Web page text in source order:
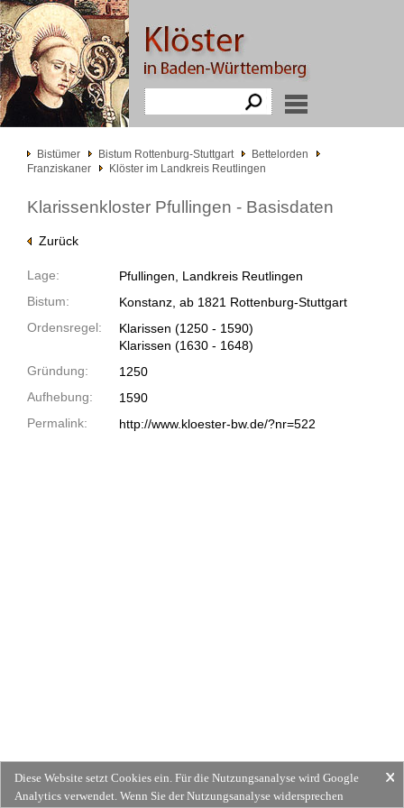
Bistümer Bistum Rottenburg-Stuttgart
Bettelorden
Franziskaner
Klöster im Landkreis Reutlingen
Klarissenkloster Pfullingen - Basisdaten
Zurück
Lage:
Pfullingen, Landkreis Reutlingen
Bistum:
Konstanz, ab 1821 Rottenburg-Stuttgart
Ordensregel:
Klarissen (1250 - 1590)
Klarissen (1630 - 1648)
Gründung:
1250
Aufhebung:
1590
Permalink:
http://www.kloester-bw.de/?nr=522
Diese Website setzt Cookies ein. Für die Nutzungsanalyse wird Google
Analytics verwendet. Wenn Sie der Nutzungsanalyse widersprechen